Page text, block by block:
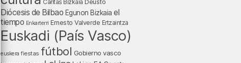
Cáritas Bizkaia Deusto
Diócesis de Bilbao Egunon Bizkaia el
tiempo Enkarterri Ernesto Valverde Ertzaintza
Euskadi (País Vasco)
euskera fiestas fútbol Gobierno vasco